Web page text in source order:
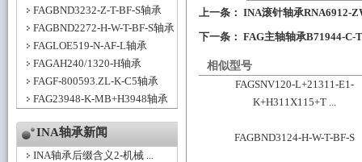
FAGBND3232-Z-T-BF-S轴承
FAGBND2272-H-W-T-BF-S轴承
FAGLOE519-N-AF-L轴承
FAGAH240/1320-H轴承
FAGF-800593.ZL-K-C5轴承
FAG23948-K-MB+H3948轴承
INA轴承新闻
INA轴承后缀含义2-机械 ...
上一条： INA滚针轴承RNA6912-
下一条： FAG主轴轴承B71944-C-
相似型号
FAGSNV120-L+21311-E1-
K+H311X115+T ...
FAGBND3124-H-W-T-BF-S